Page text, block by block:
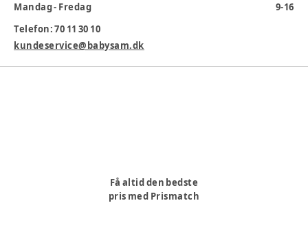
Farve:Grøn
Farvekode
Materialesammensætning
Producent:LuxKids, Løversysselvej 3C, 7100 Vejle, Danmark,
shop@luxkids.dk, www.luxkids.dk
Mandag - Fredag
9-16
Telefon: 70 11 30 10
kundeservice@babysam.dk
Få altid den bedste
pris med Prismatch